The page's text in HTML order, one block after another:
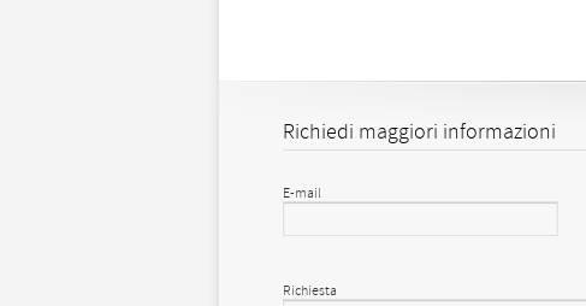
Richiedi maggiori informazioni
E-mail
Richiesta